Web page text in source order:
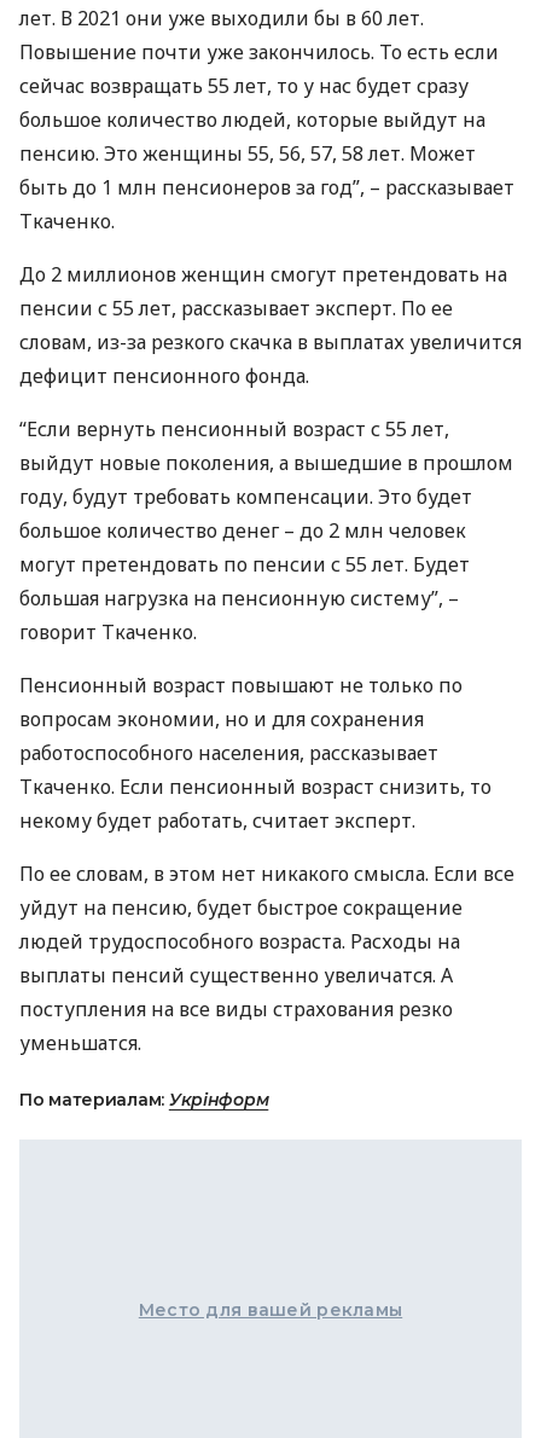
лет. В 2021 они уже выходили бы в 60 лет.
Повышение почти уже закончилось. То есть если
сейчас возвращать 55 лет, то у нас будет сразу
большое количество людей, которые выйдут на
пенсию. Это женщины 55, 56, 57, 58 лет. Может
быть до 1 млн пенсионеров за год”, – рассказывает
Ткаченко.
До 2 миллионов женщин смогут претендовать на
пенсии с 55 лет, рассказывает эксперт. По ее
словам, из-за резкого скачка в выплатах увеличится
дефицит пенсионного фонда.
“Если вернуть пенсионный возраст с 55 лет,
выйдут новые поколения, а вышедшие в прошлом
году, будут требовать компенсации. Это будет
большое количество денег – до 2 млн человек
могут претендовать по пенсии с 55 лет. Будет
большая нагрузка на пенсионную систему”, –
говорит Ткаченко.
Пенсионный возраст повышают не только по
вопросам экономии, но и для сохранения
работоспособного населения, рассказывает
Ткаченко. Если пенсионный возраст снизить, то
некому будет работать, считает эксперт.
По ее словам, в этом нет никакого смысла. Если все
уйдут на пенсию, будет быстрое сокращение
людей трудоспособного возраста. Расходы на
выплаты пенсий существенно увеличатся. А
поступления на все виды страхования резко
уменьшатся.
По материалам: Укрінформ
Место для вашей рекламы